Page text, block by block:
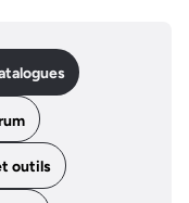
outils